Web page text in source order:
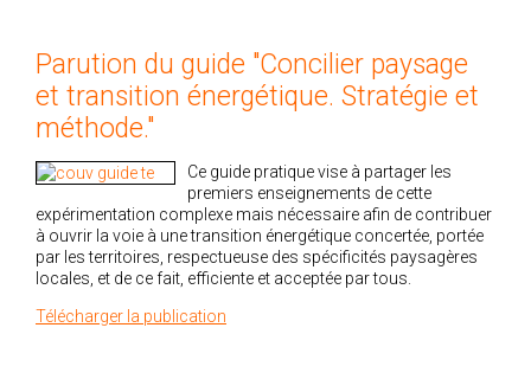
Parution du guide "Concilier paysage
et transition énergétique. Stratégie et
méthode."
Ce guide pratique vise à partager les
premiers enseignements de cette
expérimentation complexe mais nécessaire afin de contribuer
à ouvrir la voie à une transition énergétique concertée, portée
par les territoires, respectueuse des spécificités paysagères
locales, et de ce fait, efficiente et acceptée par tous.
Télécharger la publication